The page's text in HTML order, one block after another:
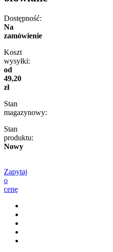
Dostępność:
Na
zamówienie
Koszt
wysyłki:
od
49,20
zł
Stan
magazynowy:
Stan
produktu:
Nowy
Zapytaj
o
cenę